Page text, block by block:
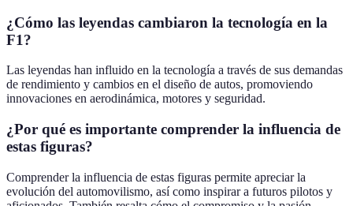
¿Cómo las leyendas cambiaron la tecnología en la
F1?
Las leyendas han influido en la tecnología a través de sus demandas
de rendimiento y cambios en el diseño de autos, promoviendo
innovaciones en aerodinámica, motores y seguridad.
¿Por qué es importante comprender la influencia de
estas figuras?
Comprender la influencia de estas figuras permite apreciar la
evolución del automovilismo, así como inspirar a futuros pilotos y